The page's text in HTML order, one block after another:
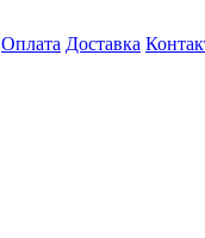
Оплата Доставка